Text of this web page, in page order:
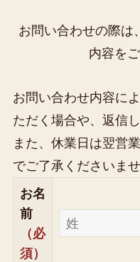
お問い合わせの際は
内容を
お問い合わせ内容に
ただく場合や、返信
また、休業日は翌営
でご了承くださいませ
お名
前
（必
須）